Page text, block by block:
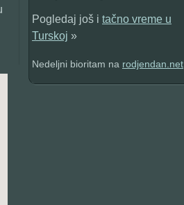
Pogledaj još i tačno vreme u
Turskoj »
Nedeljni bioritam na rodjendan.net